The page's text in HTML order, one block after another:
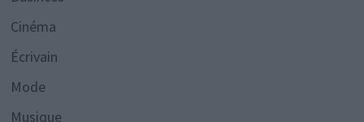
Cinéma
Écrivain
Mode
Musique